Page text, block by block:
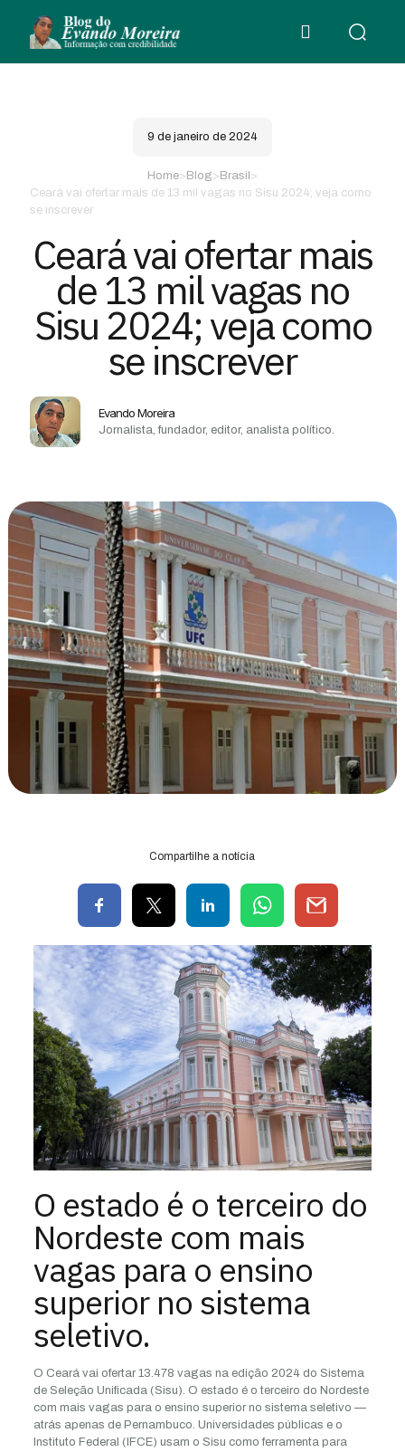
9 de janeiro de 2024
Home> Blog> Brasil >
Ceará vai ofertar mais de 13 mil vagas no Sisu 2024; veja como
se inscrever
Ceará vai ofertar mais
de 13 mil vagas no
Sisu 2024; veja como
se inscrever
Evando Moreira
Jornalista, fundador, editor, analista político.
Compartilhe a notícia
O estado é o terceiro do
Nordeste com mais
vagas para o ensino
superior no sistema
seletivo.
O Ceará vai ofertar 13.478 vagas na edição 2024 do Sistema
de Seleção Unificada (Sisu). O estado é o terceiro do Nordeste
com mais vagas para o ensino superior no sistema seletivo —
atrás apenas de Pernambuco. Universidades públicas e o
Instituto Federal (IFCE) usam o Sisu como ferramenta para